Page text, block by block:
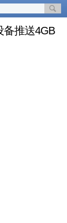
备推送4GB